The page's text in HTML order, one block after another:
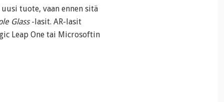
tuote, vaan ennen sitä
Glass-lasit. AR-lasit
Leap One tai Microsoftin